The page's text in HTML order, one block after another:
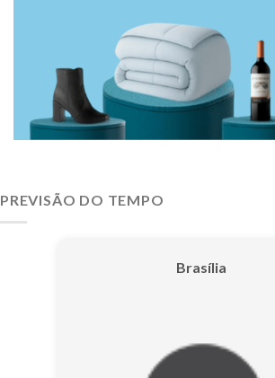
PREVISÃO DO TEMPO
Brasília